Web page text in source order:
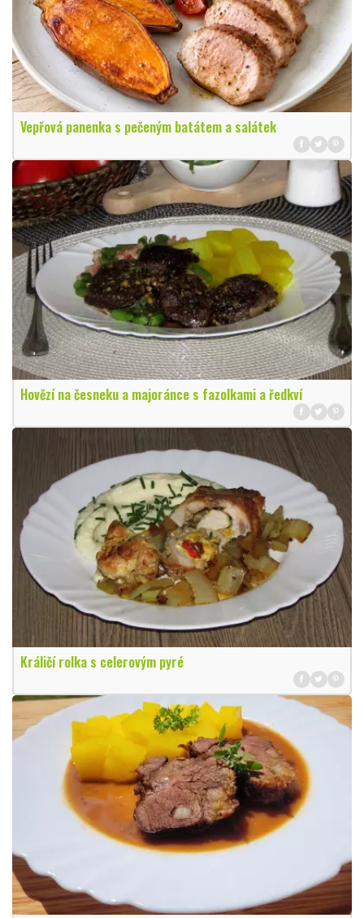
Vepřová panenka s pečeným batátem a salátek
Hovězí na česneku a majoránce s fazolkami a ředkví
Králičí rolka s celerovým pyré